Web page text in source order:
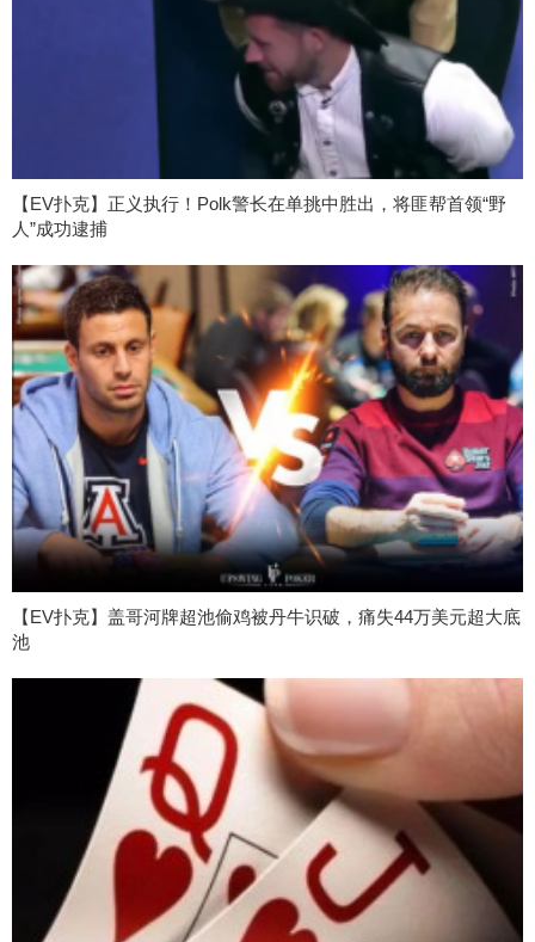
【EV扑克】正义执行！Polk警长在单挑中胜出，将匪帮首领“野
人”成功逮捕
【EV扑克】盖哥河牌超池偷鸡被丹牛识破，痛失44万美元超大底
池